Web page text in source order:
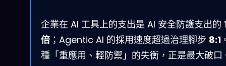
企業在 AI 工具上的支出是 AI 安全防護支出的
倍 ；Agentic AI 的採用速度超過治理腳步 8:1
種「重應用、輕防禦」的失衡，正是最大破口